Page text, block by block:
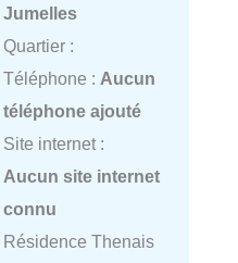
Jumelles
Quartier :
Téléphone : Aucun
téléphone ajouté
Site internet :
Aucun site internet
connu
Résidence Thenais